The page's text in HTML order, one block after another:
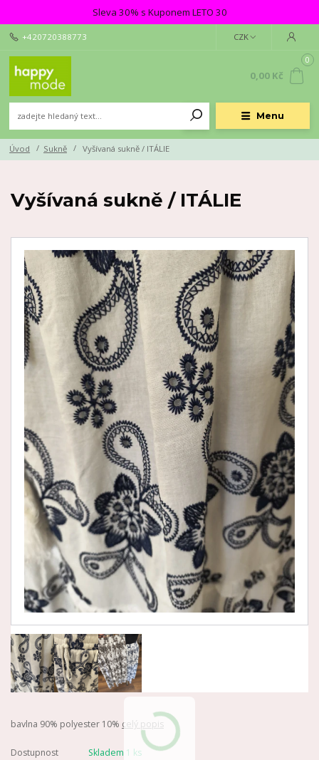
Sleva 30% s Kuponem LETO 30
Menu
CZK
+420720388773
0
0,00 Kč
Úvod Sukně Vyšívaná sukně / ITÁLIE
Vyšívaná sukně / ITÁLIE
bavlna 90% polyester 10% celý popis
Dostupnost
Skladem 1 ks